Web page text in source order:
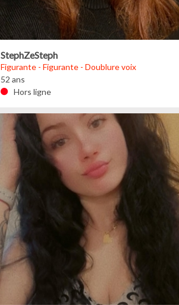
StephZeSteph
Figurante - Figurante - Doublure voix
52 ans
Hors ligne